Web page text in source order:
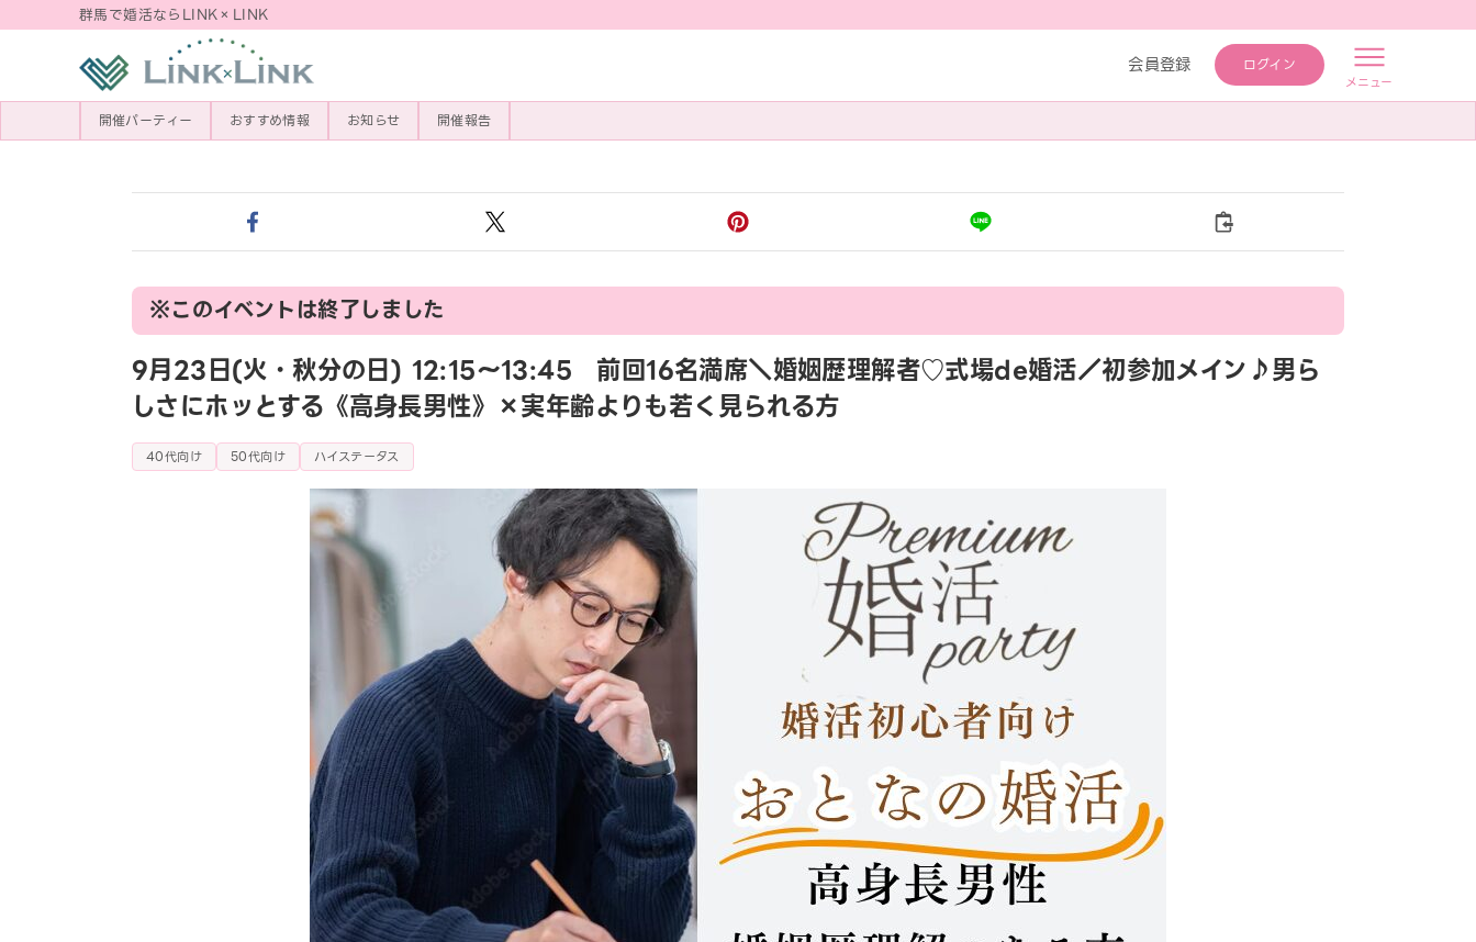
群馬で婚活ならLINK×LINK
メニュー
会員登録 ログイン
開催パーティー おすすめ情報 お知らせ 開催報告
※このイベントは終了しました
9月23日(火・秋分の日) 12:15〜13:45 前回16名満席＼婚姻歴理解者♡式場de婚活／初参加メイン♪男ら
しさにホッとする《高身長男性》×実年齢よりも若く見られる方
40代向け 50代向け ハイステータス